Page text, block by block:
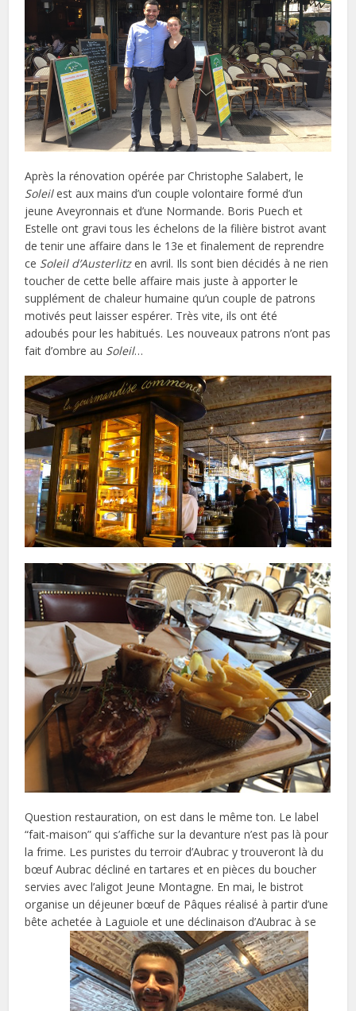
Après la rénovation opérée par Christophe Salabert, le
Soleilest aux mains d’un couple volontaire formé d’un
jeune Aveyronnais et d’une Normande. Boris Puech et
Estelle ont gravi tous les échelons de la filière bistrot avant
de tenir une affaire dans le 13e et finalement de reprendre
ce Soleil d’Austerlitzen avril. Ils sont bien décidés à ne rien
toucher de cette belle affaire mais juste à apporter le
supplément de chaleur humaine qu’un couple de patrons
motivés peut laisser espérer. Très vite, ils ont été
adoubés pour les habitués. Les nouveaux patrons n’ont pas
fait d’ombre au Soleil…
Question restauration, on est dans le même ton. Le label
“fait-maison” qui s’affiche sur la devanture n’est pas là pour
la frime. Les puristes du terroir d’Aubrac y trouveront là du
bœuf Aubrac décliné en tartares et en pièces du boucher
servies avec l’aligot Jeune Montagne. En mai, le bistrot
organise un déjeuner bœuf de Pâques réalisé à partir d’une
bête achetée à Laguiole et une déclinaison d’Aubrac à se